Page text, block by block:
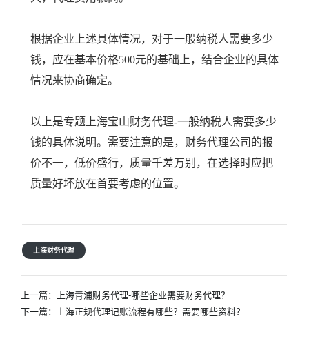
根据企业上述具体情况，对于一般纳税人需要多少
钱，应在基本价格500元的基础上，结合企业的具体
情况来协商确定。
以上是专题上海宝山财务代理-一般纳税人需要多少
钱的具体说明。需要注意的是，财务代理公司的报
价不一，低价盛行，质量千差万别，在选择时应把
质量好坏放在首要考虑的位置。
上海财务代理
文
章
导
上一篇：
上海青浦财务代理-哪些企业需要财务代理？
下一篇：
上海正规代理记账流程有哪些？需要哪些资料？